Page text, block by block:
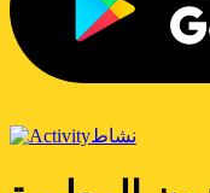
نشاط